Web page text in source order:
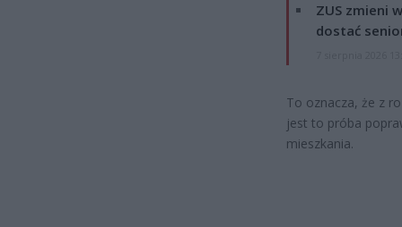
ZUS zmieni
dostać
To oznacza, że z
jest to próba
mieszkania.